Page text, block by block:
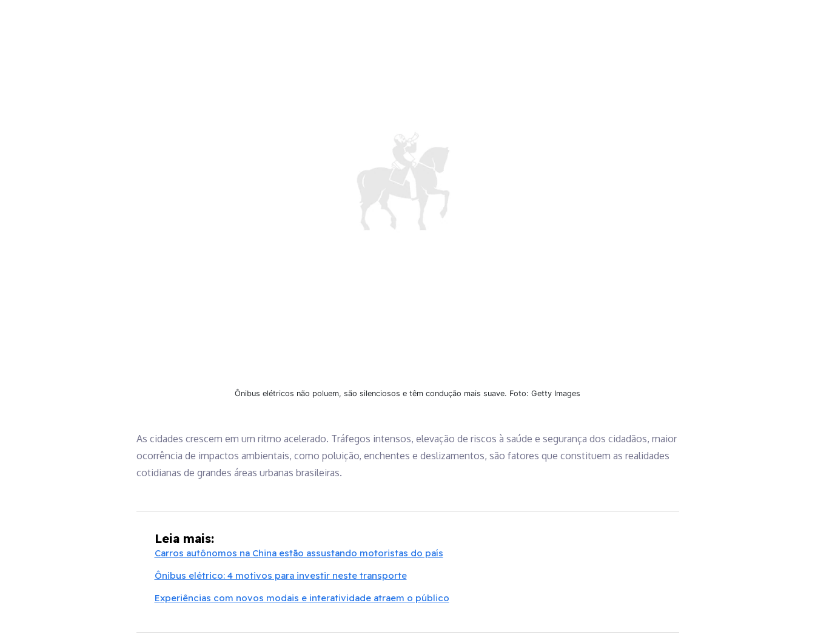
Ônibus elétricos não poluem, são silenciosos e têm condução mais suave. Foto: Getty Images
As cidades crescem em um ritmo acelerado. Tráfegos intensos, elevação de riscos à saúde e segurança dos cidadãos, maior
ocorrência de impactos ambientais, como poluição, enchentes e deslizamentos, são fatores que constituem as realidades
cotidianas de grandes áreas urbanas brasileiras.
Leia mais:
Carros autônomos na China estão assustando motoristas do país
Ônibus elétrico: 4 motivos para investir neste transporte
Experiências com novos modais e interatividade atraem o público